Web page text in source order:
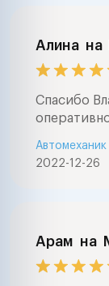
Алина на
Спасибо
2022-12-26
Арам на